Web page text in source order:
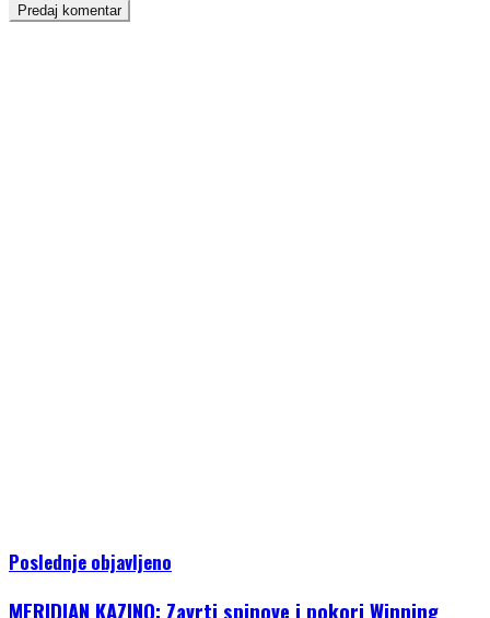
Poslednje objavljeno
MERIDIAN KAZINO: Zavrti spinove i pokori Winning